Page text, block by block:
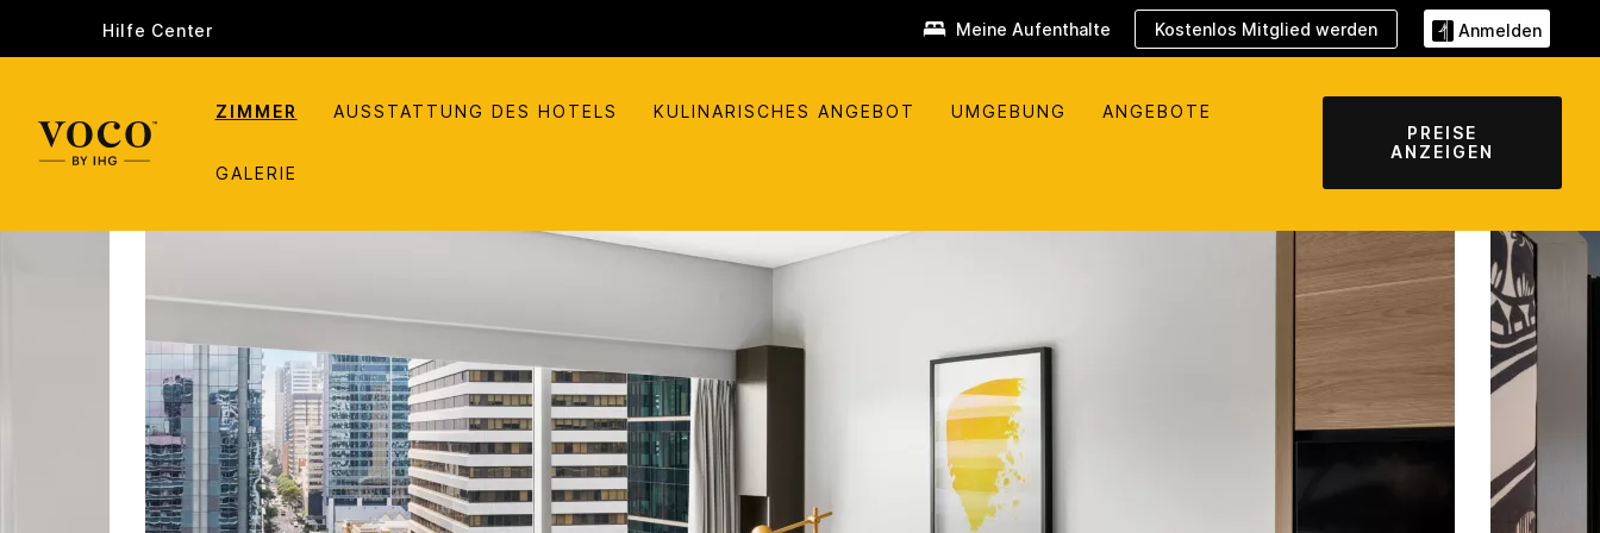
Hilfe Center Meine Aufenthalte Kostenlos Mitglied werden Anmelden
ZIMMER AUSSTATTUNG DES HOTELS KULINARISCHES ANGEBOT UMGEBUNG ANGEBOTE
GALERIE
PREISE
ANZEIGEN